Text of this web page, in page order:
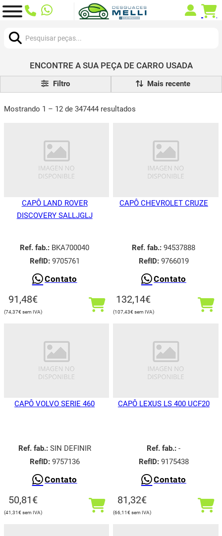
ENCONTRE A SUA PEÇA DE CARRO USADA
Filtro
Mostrando 1 – 12 de 347444 resultados
CAPÔ LAND ROVER
DISCOVERY SALLJGLJ
Ref. fab.: BKA700040
RefID:9705761
Contato
91,48€
74,37€
CAPÔ CHEVROLET CRUZE
Ref. fab.: 94537888
RefID:9766019
Contato
132,14€
107,43€
CAPÔ VOLVO SERIE 460
Ref. fab.:SIN DEFINIR
RefID:9757136
Contato
50,81€
41,31€
CAPÔ LEXUS LS 400 UCF20
Ref. fab.: -
RefID:9175438
Contato
81,32€
66,11€